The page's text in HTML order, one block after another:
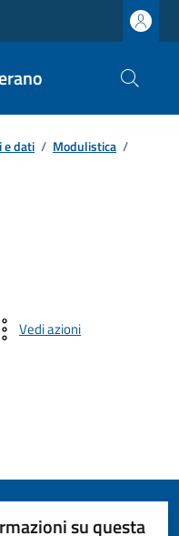
e dati / Modulistica /
Vedi azioni
su questa